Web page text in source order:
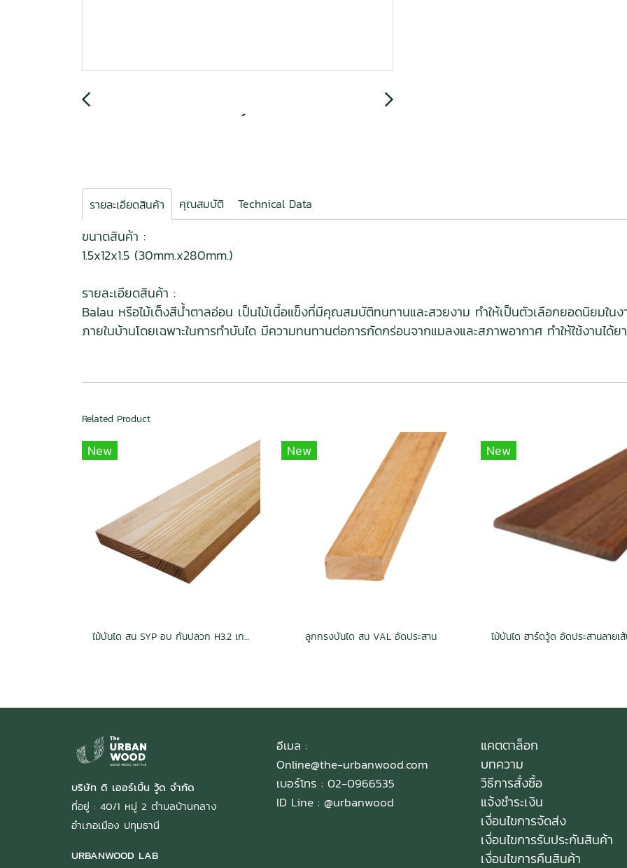
รายละเอียดสินค้า คุณสมบัติ Technical Data
ขนาดสินค้า :
1.5x12x1.5 (30mm.x280mm.)
รายละเอียดสินค้า :
Balau หรือไม้เต็งสีน้ำตาลอ่อน เป็นไม้เนื้อแข็งที่มีคุณสมบัติทนทานและสวยงาม ทำให้เป็นตัวเลือกยอดนิยมใน
ภายในบ้านโดยเฉพาะในการทำบันได มีความทนทานต่อการกัดกร่อนจากแมลงและสภาพอากาศ ทำให้ใช้งานได้
Related Product
New
ไม้บันได สน SYP อบ กันปลวก H3.2 เกรดเนเชอรัล
New
ลูกกรงบันได สน VAL อัดประสาน
New
บริษัท ดิ เออร์เบิ้น วู้ด จำกัด
ที่อยู่ : 40/1 หมู่ 2 ตำบลบ้านกลาง
อำเภอเมือง ปทุมธานี
URBANWOOD LAB
อีเมล :
Online@the-urbanwood.com
เบอร์โทร : 02-0966535
ID Line : @urbanwood
แคตตาล็อก
บทความ
วิธีการสั่งซื้อ
แจ้งชำระเงิน
เงื่อนไขการจัดส่ง
เงื่อนไขการรับประกันสินค้า
เงื่อนไขการคืนสินค้า